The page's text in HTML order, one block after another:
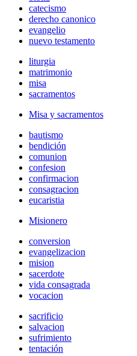
catecismo
derecho canonico
evangelio
nuevo testamento
liturgia
matrimonio
misa
sacramentos
Misa y sacramentos
bautismo
bendición
comunion
confesion
confirmacion
consagracion
eucaristia
Misionero
conversion
evangelizacion
mision
sacerdote
vida consagrada
vocacion
sacrificio
salvacion
sufrimiento
tentación